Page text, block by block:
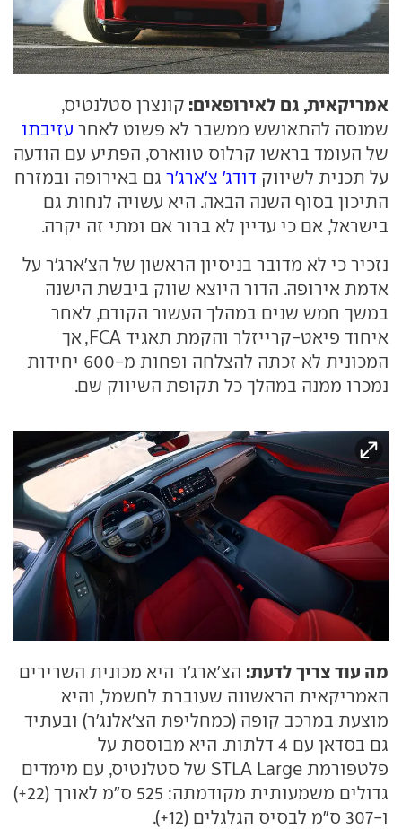
אמריקאית, גם לאירופאים: קונצרן סטלנטיס,
שמנסה להתאושש ממשבר לא פשוט לאחר עזיבתו
של העומד בראשו קרלוס טווארס, הפתיע עם הודעה
על תכנית לשיווק דודג' צ'ארג'ר גם באירופה ובמזרח
התיכון בסוף השנה הבאה. היא עשויה לנחות גם
בישראל, אם כי עדיין לא ברור אם ומתי זה יקרה.
נזכיר כי לא מדובר בניסיון הראשון של הצ'ארג'ר על
אדמת אירופה. הדור היוצא שווק ביבשת הישנה
במשך חמש שנים במהלך העשור הקודם, לאחר
איחוד פיאט-קרייזלר והקמת תאגיד FCA, אך
המכונית לא זכתה להצלחה ופחות מ-600 יחידות
נמכרו ממנה במהלך כל תקופת השיווק שם.
מה עוד צריך לדעת: הצ'ארג'ר היא מכונית השרירים
האמריקאית הראשונה שעוברת לחשמל, והיא
מוצעת במרכב קופה (כמחליפת הצ'אלנג'ר) ובעתיד
גם בסדאן עם 4 דלתות. היא מבוססת על
פלטפורמת STLA Large של סטלנטיס, עם מימדים
גדולים משמעותית מקודמתה: 525 ס"מ לאורך (22+)
ו-307 ס"מ לבסיס הגלגלים (12+).